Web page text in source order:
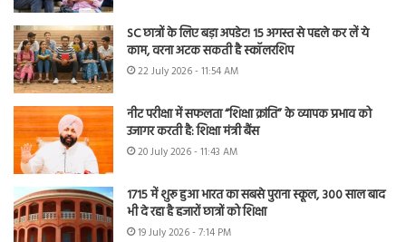
SC छात्रों के लिए बड़ा अपडेट! 15 अगस्त से पहले कर लें ये
काम, वरना अटक सकती है स्कॉलरशिप
22 July 2026 - 11:54 AM
नीट परीक्षा में सफलता “शिक्षा क्रांति” के व्यापक प्रभाव को
उजागर करती है: शिक्षा मंत्री बैंस
20 July 2026 - 11:43 AM
1715 में शुरू हुआ भारत का सबसे पुराना स्कूल, 300 साल बाद
भी दे रहा है हजारों छात्रों को शिक्षा
19 July 2026 - 7:14 PM